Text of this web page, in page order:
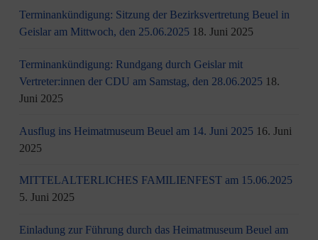
Terminankündigung: Sitzung der Bezirksvertretung Beuel in
Geislar am Mittwoch, den 25.06.2025 18. Juni 2025
Terminankündigung: Rundgang durch Geislar mit
Vertreter:innen der CDU am Samstag, den 28.06.2025 18.
Juni 2025
Ausflug ins Heimatmuseum Beuel am 14. Juni 2025 16. Juni
2025
MITTELALTERLICHES FAMILIENFEST am 15.06.2025
5. Juni 2025
Einladung zur Führung durch das Heimatmuseum Beuel am